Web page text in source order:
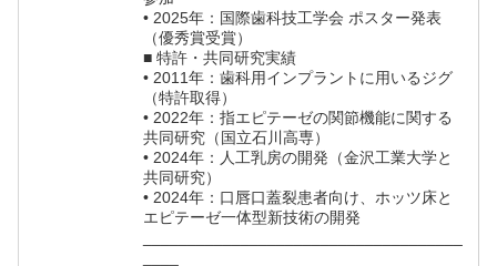
• 2025年：国際歯科技工学会 ポスター発表
（優秀賞受賞）
■ 特許・共同研究実績
• 2011年：歯科用インプラントに用いるジグ
（特許取得）
• 2022年：指エピテーゼの関節機能に関する
共同研究（国立石川高専）
• 2024年：人工乳房の開発（金沢工業大学と
共同研究）
• 2024年：口唇口蓋裂患者向け、ホッツ床と
エピテーゼ一体型新技術の開発